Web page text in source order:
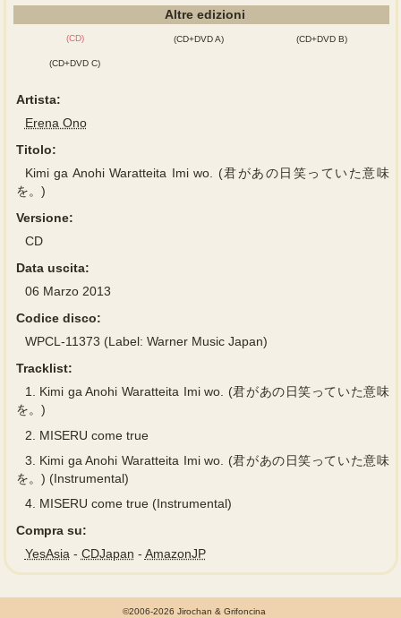
Altre edizioni
(CD) (CD+DVD A) (CD+DVD B)
(CD+DVD C)
Artista:
Erena Ono
Titolo:
Kimi ga Anohi Waratteita Imi wo. (君があの日笑っていた意味
を。)
Versione:
CD
Data uscita:
06 Marzo 2013
Codice disco:
WPCL-11373 (Label: Warner Music Japan)
Tracklist:
1.
Kimi ga Anohi Waratteita Imi wo. (君があの日笑っていた意味
を。)
2.
MISERU come true
3.
Kimi ga Anohi Waratteita Imi wo. (君があの日笑っていた意味
を。) (Instrumental)
4. MISERU come true (Instrumental)
Compra su:
YesAsia- CDJapan - AmazonJP
©2006-2026 Jirochan & Grifoncina